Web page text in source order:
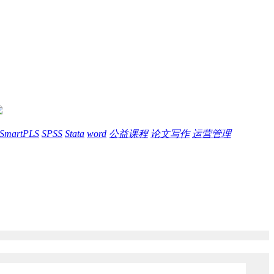
SmartPLS SPSS Stata word 公益课程 论文写作 运营管理